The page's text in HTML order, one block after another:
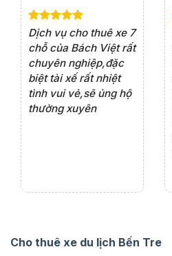
Dịch vụ cho thuê xe 7
chỗ của Bách Việt rất
chuyên nghiệp,đặc
biệt tài xế rất nhiệt
tình vui vẻ,sẽ ủng hộ
thường xuyên
Cho thuê xe du lịch Bến Tre